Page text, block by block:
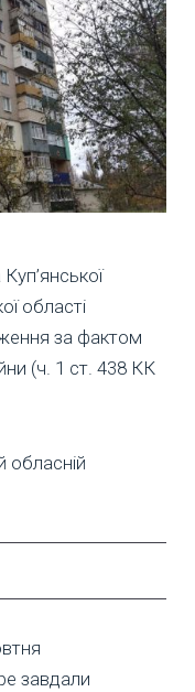
області
за фактом
(ч. 1 ст. 438 КК
обласній
завдали